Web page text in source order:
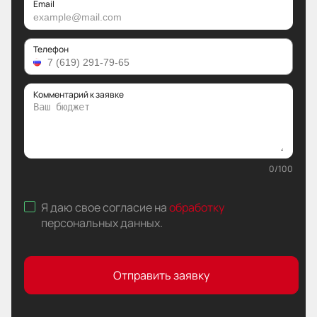
Email
Телефон
Комментарий к заявке
0/100
Я даю свое согласие наобработку
персональных данных.
Отправить заявку